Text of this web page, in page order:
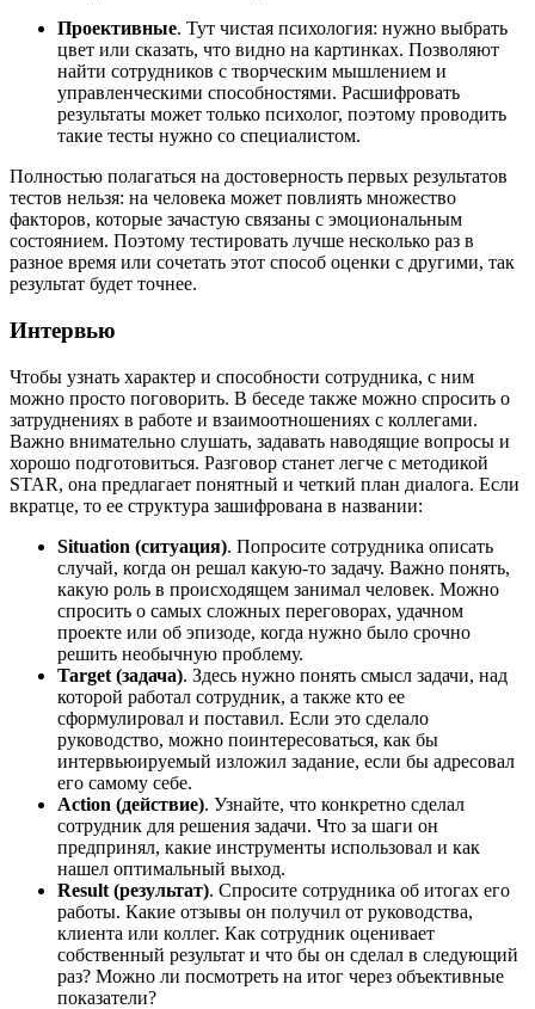
Проективные. Тут чистая психология: нужно выбрать
цвет или сказать, что видно на картинках. Позволяют
найти сотрудников с творческим мышлением и
управленческими способностями. Расшифровать
результаты может только психолог, поэтому проводить
такие тесты нужно со специалистом.
Полностью полагаться на достоверность первых результатов
тестов нельзя: на человека может повлиять множество
факторов, которые зачастую связаны с эмоциональным
состоянием. Поэтому тестировать лучше несколько раз в
разное время или сочетать этот способ оценки с другими, так
результат будет точнее.
Интервью
Чтобы узнать характер и способности сотрудника, с ним
можно просто поговорить. В беседе также можно спросить о
затруднениях в работе и взаимоотношениях с коллегами.
Важно внимательно слушать, задавать наводящие вопросы и
хорошо подготовиться. Разговор станет легче с методикой
STAR, она предлагает понятный и четкий план диалога. Если
вкратце, то ее структура зашифрована в названии:
Situation (ситуация). Попросите сотрудника описать
случай, когда он решал какую-то задачу. Важно понять,
какую роль в происходящем занимал человек. Можно
спросить о самых сложных переговорах, удачном
проекте или об эпизоде, когда нужно было срочно
решить необычную проблему.
Target (задача). Здесь нужно понять смысл задачи, над
которой работал сотрудник, а также кто ее
сформулировал и поставил. Если это сделало
руководство, можно поинтересоваться, как бы
интервьюируемый изложил задание, если бы адресовал
его самому себе.
Action (действие). Узнайте, что конкретно сделал
сотрудник для решения задачи. Что за шаги он
предпринял, какие инструменты использовал и как
нашел оптимальный выход.
Result (результат). Спросите сотрудника об итогах его
работы. Какие отзывы он получил от руководства,
клиента или коллег. Как сотрудник оценивает
собственный результат и что бы он сделал в следующий
раз? Можно ли посмотреть на итог через объективные
показатели?